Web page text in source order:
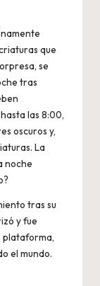
que
se
tras
las 8:00,
oscuros y,
La
noche
tras su
y fue
plataforma,
el mundo.